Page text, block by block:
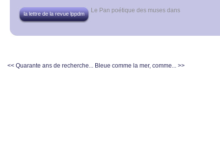
Le Pan poétique des muses dans
la lettre de la revue lppdm
<< Quarante ans de recherche... Bleue comme la mer, comme... >>